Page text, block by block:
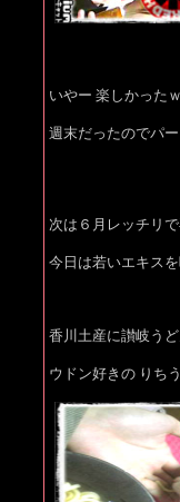
いやー 楽しかった
週末だったのでパ
次は６月レッチリ
今日は若いエキス
香川土産に讃岐う
ウドン好きの りち